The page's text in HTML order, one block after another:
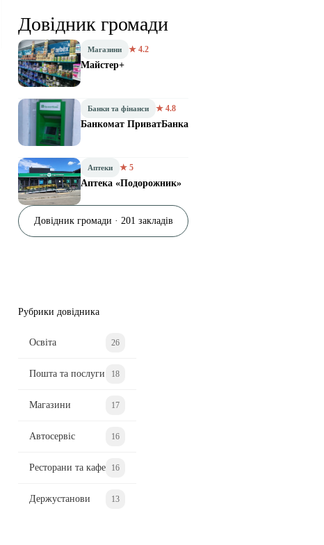
Довідник громади
Магазини ★ 4.2
Майстер+
Банки та фінанси ★ 4.8
Банкомат ПриватБанка
Аптеки ★ 5
Аптека «Подорожник»
Довідник громади · 201 закладів
Рубрики довідника
Освіта 26
Пошта та послуги 18
Магазини 17
Автосервіс 16
Ресторани та кафе 16
Держустанови 13